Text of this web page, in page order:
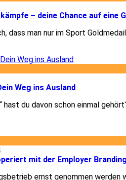
– deine Chance auf eine
dass man nur im Sport
Weg ins Ausland
hast du davon schon einmal
mit der Employer
ernst genommen werden